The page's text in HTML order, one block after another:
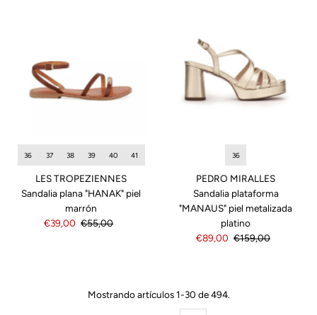
36 37 38 39 40 41
LES TROPEZIENNES
Sandalia plana "HANAK" piel
marrón
Precio
€39,00 Precio
€55,00
36
PEDRO MIRALLES
Sandalia plataforma
"MANAUS" piel metalizada
platino
Precio
€89,00 Precio
€159,00
Mostrando artículos 1-30 de 494.